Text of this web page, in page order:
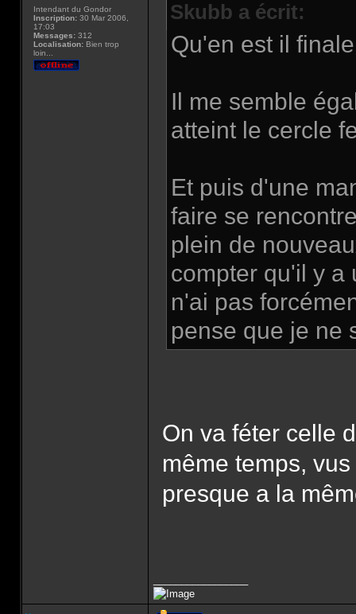
Intendant du Gondor
Inscription: 30 Mar 2006,
17:03
Messages: 312
Localisation: Bien trop
loin...
Skubb a écrit:
Qu'en est il
Il me semble
atteint le cercle
Et puis d'une
faire se
plein de
compter qu'il y a
n'ai pas
pense que je ne
On va féter celle
même temps,
presque a la